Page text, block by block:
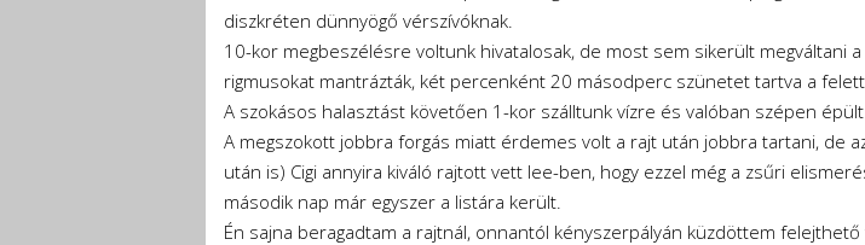
diszkréten dünnyögő vérszívóknak.
10-kor megbeszélésre voltunk hivatalosak, de most sem sikerült megváltani
rigmusokat mantrázták, két percenként 20 másodperc szünetet tartva a
A szokásos halasztást követően 1-kor szálltunk vízre és valóban szépen
A megszokott jobbra forgás miatt érdemes volt a rajt után jobbra tartani, de
után is) Cigi annyira kiváló rajtott vett lee-ben, hogy ezzel még a zsűri
második nap már egyszer a listára került.
Én sajna beragadtam a rajtnál, onnantól kényszerpályán küzdöttem